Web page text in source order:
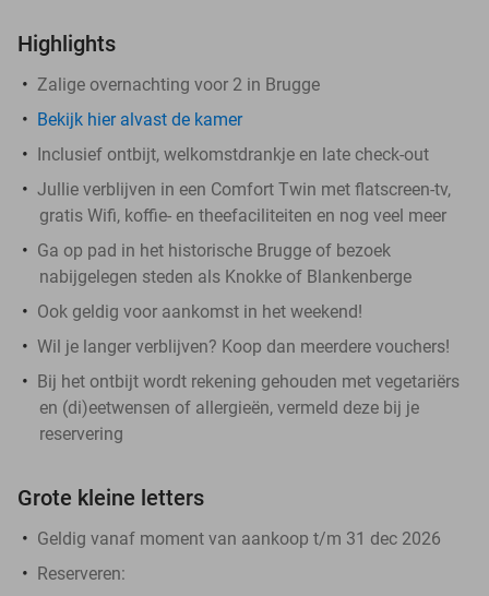
Highlights
Zalige overnachting voor 2 in Brugge
Bekijk hier alvast de kamer
Inclusief ontbijt, welkomstdrankje en late check-out
Jullie verblijven in een Comfort Twin met flatscreen-tv,
gratis Wifi, koffie- en theefaciliteiten en nog veel meer
Ga op pad in het historische Brugge of bezoek
nabijgelegen steden als Knokke of Blankenberge
Ook geldig voor aankomst in het weekend!
Wil je langer verblijven? Koop dan meerdere vouchers!
Bij het ontbijt wordt rekening gehouden met vegetariërs
en (di)eetwensen of allergieën, vermeld deze bij je
reservering
Grote kleine letters
Geldig vanaf moment van aankoop t/m 31 dec 2026
Reserveren: